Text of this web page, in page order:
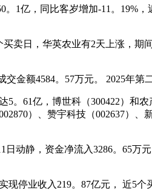
，同比客岁增加-11。19%，
日，华英农业有2天上涨，期间
额4584。57万元。 2025年第
61亿，博世科（300422）和
）、赞宇科技（002637）
静，资金净流入3286。65万
业收入219。87亿元， 近5个